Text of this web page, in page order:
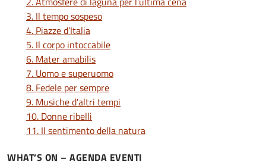
3. Il tempo sospeso
4. Piazze d’Italia
5. Il corpo intoccabile
6. Mater amabilis
7. Uomo e superuomo
8. Fedele per sempre
9. Musiche d'altri tempi
10. Donne ribelli
11. Il sentimento della natura
WHAT’S ON – AGENDA EVENTI